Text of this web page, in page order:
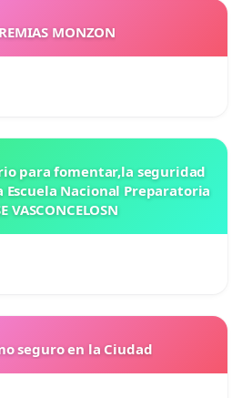
MONZON
para fomentar,la seguridad
Escuela Nacional Preparatoria
VASCONCELOSN
seguro en la Ciudad